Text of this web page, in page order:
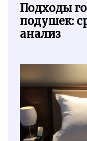
Подходы
подушек:
анализ